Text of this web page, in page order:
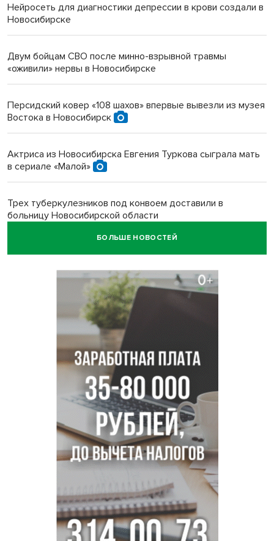
Нейросеть для диагностики депрессии в крови создали в
Новосибирске
Двум бойцам СВО после минно-взрывной травмы
«оживили» нервы в Новосибирске
Персидский ковер «108 шахов» впервые вывезли из музея
Востока в Новосибирск
Актриса из Новосибирска Евгения Туркова сыграла мать
в сериале «Малой»
Трех туберкулезников под конвоем доставили в
больницу Новосибирской области
В Новосибирске курьер на велосипеде сломал ребенку
Условный срок получил бердский подросток за
мошенничество на 3,5 миллиона
Под Новосибирском рыбак случайно поймал осетра за
полмиллиона рублей
Мартышки Бразза с модной стрижкой стали звездами
Новосибирского зоопарка
БОЛЬШЕ НОВОСТЕЙ